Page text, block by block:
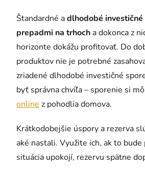
Štandardné adlhodobé
prepadmi na trhoch a dokonca z
horizonte dokážu profitovať. Do
produktov nie je potrebné
zriadené dlhodobé investičné
byť správna chvíľa – sporenie si
online z pohodlia domova.
Krátkodobejšie úspory a rezerva
aké nastali. Využite ich, ak to
situácia upokojí, rezervu spätne